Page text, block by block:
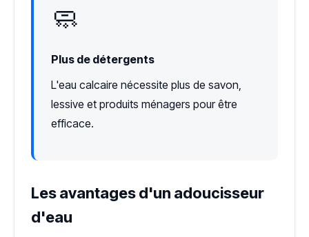
🧼
Plus de détergents
L'eau calcaire nécessite plus de savon,
lessive et produits ménagers pour être
efficace.
Les avantages d'un adoucisseur
d'eau